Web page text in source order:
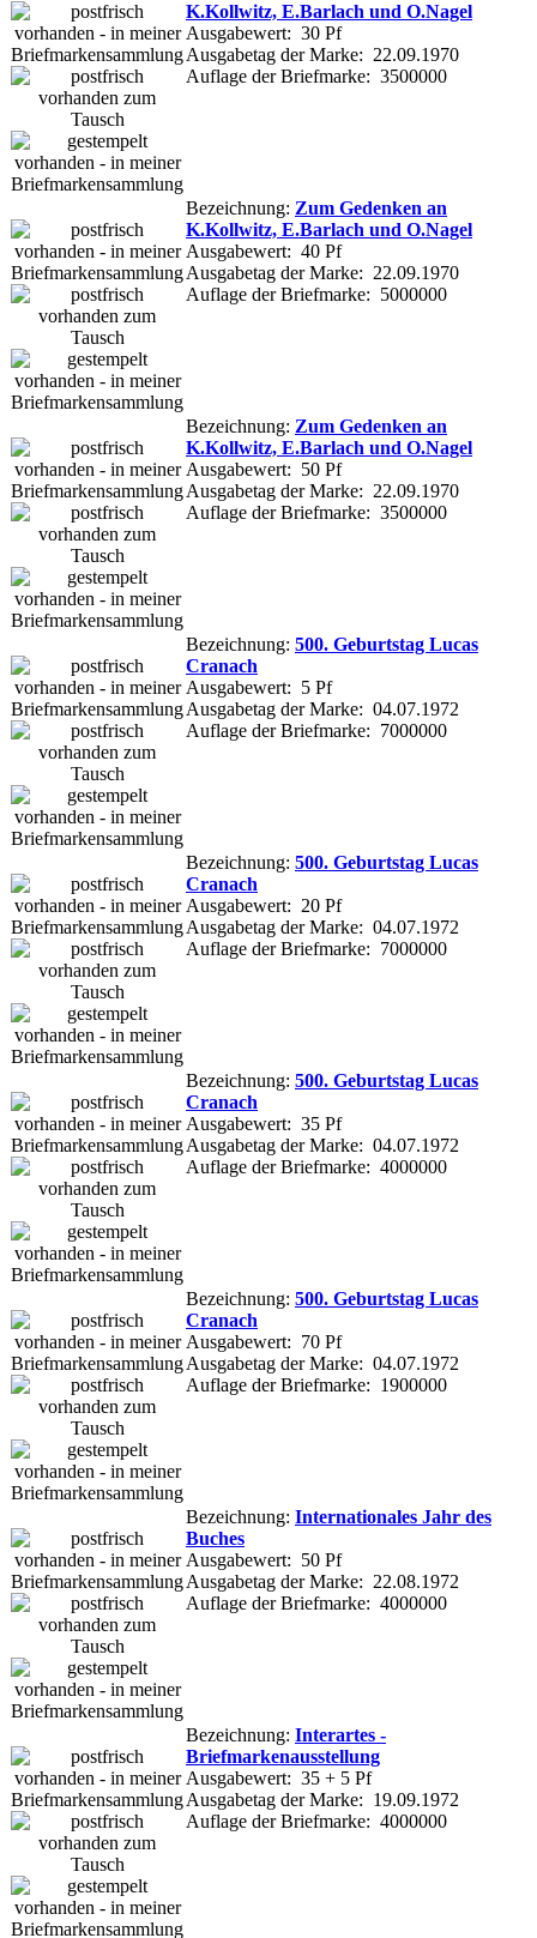
K.Kollwitz, E.Barlach und O.Nagel
Ausgabewert: 30 Pf
Ausgabetag der Marke: 22.09.1970
Auflage der Briefmarke: 3500000
Bezeichnung: Zum Gedenken an
K.Kollwitz, E.Barlach und O.Nagel
Ausgabewert: 40 Pf
Ausgabetag der Marke: 22.09.1970
Auflage der Briefmarke: 5000000
Bezeichnung: Zum Gedenken an
K.Kollwitz, E.Barlach und O.Nagel
Ausgabewert: 50 Pf
Ausgabetag der Marke: 22.09.1970
Auflage der Briefmarke: 3500000
Bezeichnung: 500. Geburtstag Lucas
Cranach
Ausgabewert: 5 Pf
Ausgabetag der Marke: 04.07.1972
Auflage der Briefmarke: 7000000
Bezeichnung: 500. Geburtstag Lucas
Cranach
Ausgabewert: 20 Pf
Ausgabetag der Marke: 04.07.1972
Auflage der Briefmarke: 7000000
Bezeichnung: 500. Geburtstag Lucas
Cranach
Ausgabewert: 35 Pf
Ausgabetag der Marke: 04.07.1972
Auflage der Briefmarke: 4000000
Bezeichnung: 500. Geburtstag Lucas
Cranach
Ausgabewert: 70 Pf
Ausgabetag der Marke: 04.07.1972
Auflage der Briefmarke: 1900000
Bezeichnung: Internationales Jahr des
Buches
Ausgabewert: 50 Pf
Ausgabetag der Marke: 22.08.1972
Auflage der Briefmarke: 4000000
Bezeichnung: Interartes -
Briefmarkenausstellung
Ausgabewert: 35 + 5 Pf
Ausgabetag der Marke: 19.09.1972
Auflage der Briefmarke: 4000000